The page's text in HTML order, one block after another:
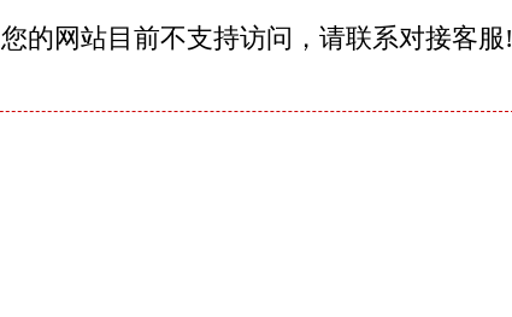
您的网站目前不支持访问，请联系对接客服!